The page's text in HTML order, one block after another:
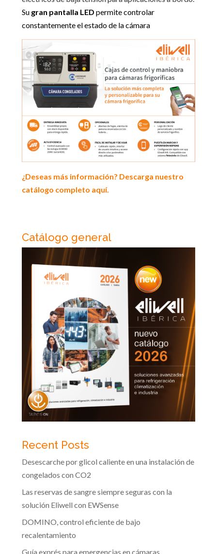
Su gran pantalla LED permite controlar
constantemente el estado de la cámara
¿Deseas más información? Descarga nuestro
catálogo completo aquí.
Catálogo general
Recent Posts
Desescarche por glicol caliente en una instalación de
congelados con CO2
Las reservas de sangre siempre seguras con la
solución Eliwell con EWSense
DOMINO, control eficiente de bajo
recalentamiento
Guía exprés para emergencias en cámaras